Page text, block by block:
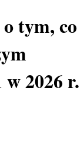
tym, co
2026 r.